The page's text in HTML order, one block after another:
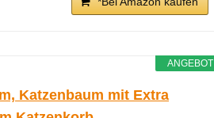
ANGEBOT
Katzenbaum mit Extra